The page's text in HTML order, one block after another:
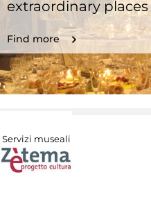
extraordinary
Find more
Servizi museali